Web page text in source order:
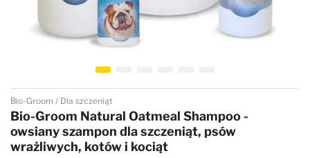
Przejdź na początek galerii
Bio-Groom Dla szczeniąt
Bio-Groom Natural Oatmeal Shampoo -
owsiany szampon dla szczeniąt, psów
wrażliwych, kotów i kociąt